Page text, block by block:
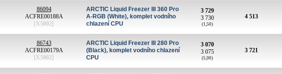
86094
ACFRE00188A
[X5002]
ARCTIC Liquid Freezer III 360 Pro
A-RGB (White), komplet vodního
chlazení CPU
3 729
3 730
(1,50)
4 513
86743
ACFRE00179A
[X5002]
ARCTIC Liquid Freezer III 280 Pro
(Black), komplet vodního chlazení
CPU
3 070
3 075
(5,00)
3 721